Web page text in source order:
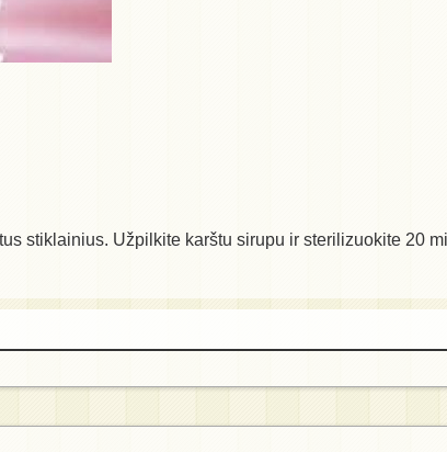
stiklainius. Užpilkite karštu sirupu ir sterilizuokite 20